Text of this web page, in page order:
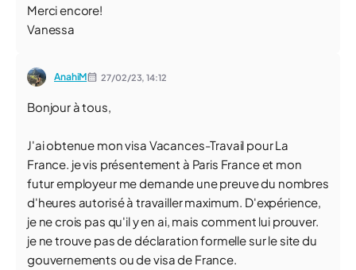
Merci encore!
Vanessa
AnahiM 27/02/23,14:12
Bonjour à tous,
J'ai obtenue mon visa Vacances-Travail pour La
France. je vis présentement à Paris France et mon
futur employeur me demande une preuve du nombres
d'heures autorisé à travailler maximum. D'expérience,
je ne crois pas qu'il y en ai, mais comment lui prouver.
je ne trouve pas de déclaration formelle sur le site du
gouvernements ou de visa de France.